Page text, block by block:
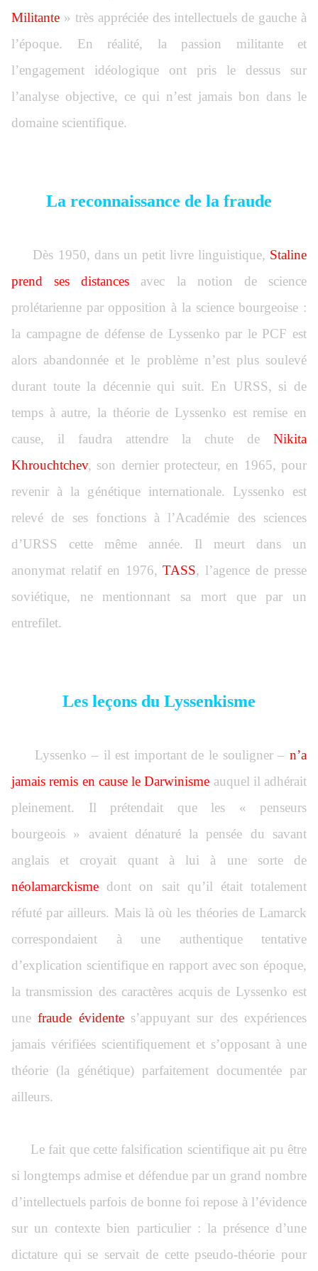
Militante » très appréciée des intellectuels de gauche à
l’époque. En réalité, la passion militante et
l’engagement idéologique ont pris le dessus sur
l’analyse objective, ce qui n’est jamais bon dans le
domaine scientifique.
La reconnaissance de la fraude
Dès 1950, dans un petit livre linguistique, Staline
prend ses distances avec la notion de science
prolétarienne par opposition à la science bourgeoise :
la campagne de défense de Lyssenko par le PCF est
alors abandonnée et le problème n’est plus soulevé
durant toute la décennie qui suit. En URSS, si de
temps à autre, la théorie de Lyssenko est remise en
cause, il faudra attendre la chute de Nikita
Khrouchtchev, son dernier protecteur, en 1965, pour
revenir à la génétique internationale. Lyssenko est
relevé de ses fonctions à l’Académie des sciences
d’URSS cette même année. Il meurt dans un
anonymat relatif en 1976,TASS, l’agence de presse
soviétique, ne mentionnant sa mort que par un
entrefilet.
Les leçons du Lyssenkisme
Lyssenko – il est important de le souligner – n’a
jamais remis en cause le Darwinisme auquel il adhérait
pleinement. Il prétendait que les « penseurs
bourgeois » avaient dénaturé la pensée du savant
anglais et croyait quant à lui à une sorte de
néolamarckisme dont on sait qu’il était totalement
réfuté par ailleurs. Mais là où les théories de Lamarck
correspondaient à une authentique tentative
d’explication scientifique en rapport avec son époque,
la transmission des caractères acquis de Lyssenko est
unefraude évidentes’appuyant sur des expériences
jamais vérifiées scientifiquement et s’opposant à une
théorie (la génétique) parfaitement documentée par
ailleurs.
Le fait que cette falsification scientifique ait pu être
si longtemps admise et défendue par un grand nombre
d’intellectuels parfois de bonne foi repose à l’évidence
sur un contexte bien particulier : la présence d’une
dictature qui se servait de cette pseudo-théorie pour